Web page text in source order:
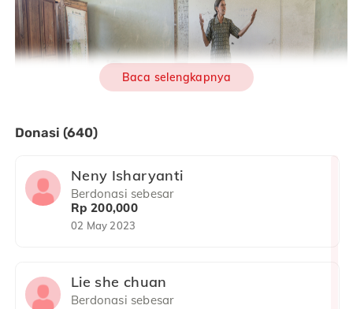
batu yang retak dan bergelombang, dikelilingi kaca
jendela yang sebagian sudah terlepas, dan dilengkapi
Baca selengkapnya
Donasi (640)
Neny Isharyanti
Berdonasi sebesar
Rp 200,000
02 May 2023
Lie she chuan
Berdonasi sebesar